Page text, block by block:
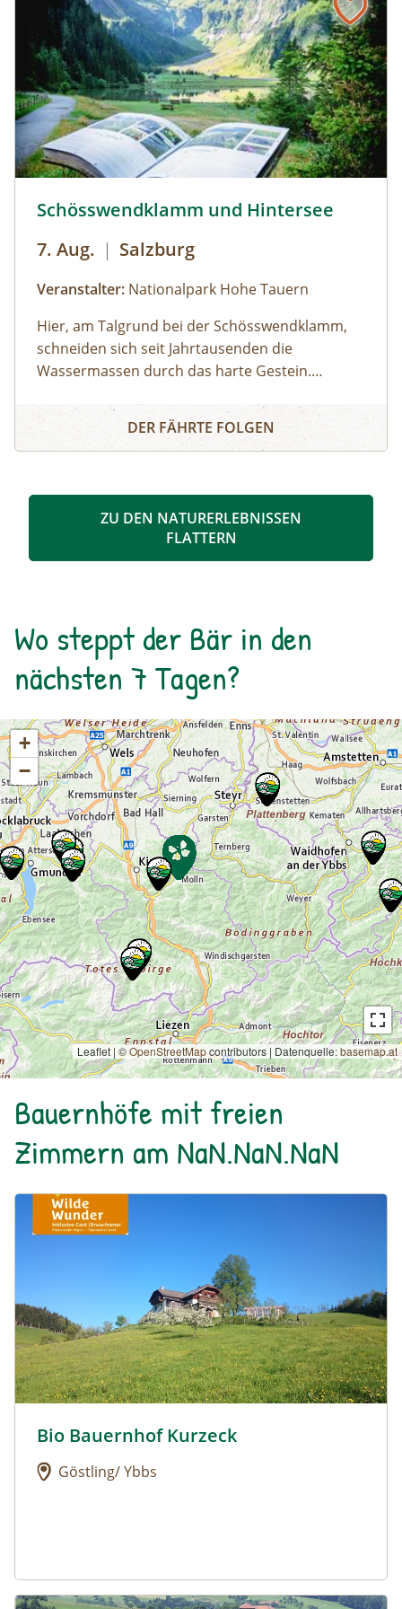
Schösswendklamm und Hintersee
7. Aug. | Salzburg
Veranstalter: Nationalpark Hohe Tauern
Hier, am Talgrund bei der Schösswendklamm,
schneiden sich seit Jahrtausenden die
Wassermassen durch das harte Gestein.
Kolke und kleine Wasserfälle entstanden. Der
Klamm folgend geht es weiter bis zum Hintersee
mit Blick über den Talschluss mit seinen
Schösswendklamm und Hintersee
DER FÄHRTE FOLGEN
ZU DEN NATURERLEBNISSEN
FLATTERN
Wo steppt der Bär in den
nächsten 7 Tagen?
+
−
Leaflet | ©OpenStreetMapcontributors | Datenquelle:basemap.at
Bauernhöfe mit freien
Zimmern am NaN.NaN.NaN
Urlaub am Bauernhof: Bio Bauernhof Kurzeck
Urlaub am Bauernhof: Bio Bauernhof Kurzeck
Bio Bauernhof Kurzeck
Göstling/ Ybbs